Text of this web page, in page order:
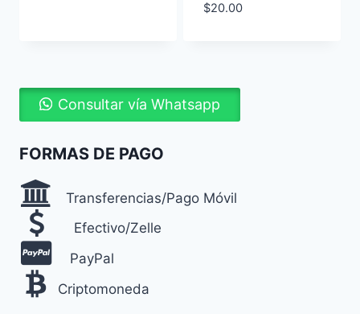
$20.00
Consultar vía Whatsapp
FORMAS DE PAGO
Transferencias/Pago Móvil
Efectivo/Zelle
PayPal
Criptomoneda